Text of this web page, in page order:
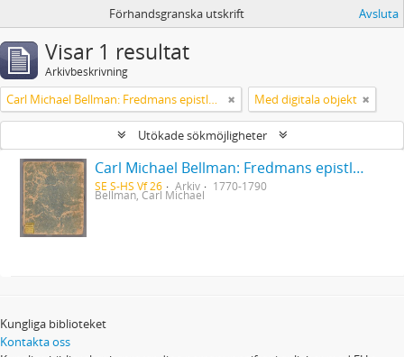
Förhandsgranska utskrift Avsluta
Visar 1 resultat
Arkivbeskrivning
Carl Michael Bellman: Fredmans epistlar [Nechers ex.]. Ep. 1-50 Med digitala objekt
Utökade sökmöjligheter
Carl Michael Bellman: Fredmans epistlar [Nechers ex.]. Ep. 1-50
SE S-HS Vf 26 Arkiv 1770-1790
Bellman, Carl Michael
Kungliga biblioteket
Kontakta oss